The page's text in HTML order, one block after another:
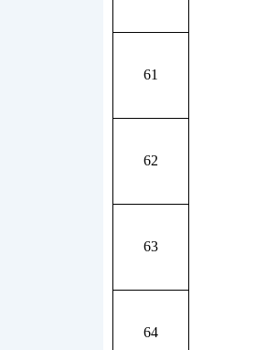
61
62
63
64